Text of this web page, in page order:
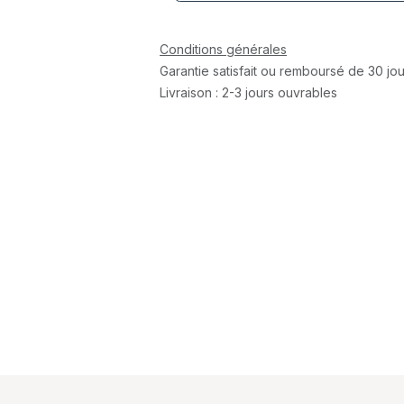
Conditions générales
Garantie satisfait ou remboursé de 30
Livraison : 2-3 jours ouvrables